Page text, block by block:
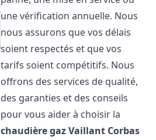
une vérification annuelle. Nous
nous assurons que vos délais
soient respectés et que vos
tarifs soient compétitifs. Nous
offrons des services de qualité,
des garanties et des conseils
pour vous aider à choisir la
chaudière gaz Vaillant Corbas